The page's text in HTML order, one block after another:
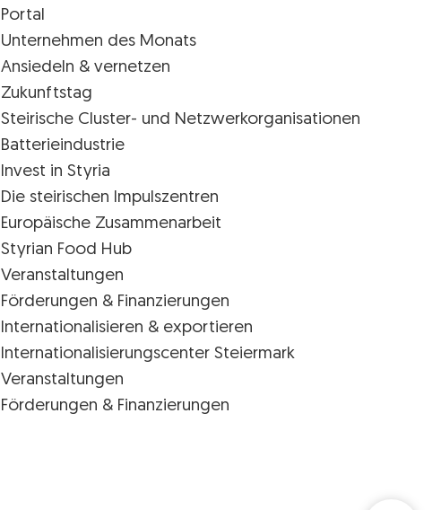
Portal
Unternehmen des Monats
Ansiedeln & vernetzen
Zukunftstag
Steirische Cluster- und Netzwerkorganisationen
Batterieindustrie
Invest in Styria
Die steirischen Impulszentren
Europäische Zusammenarbeit
Styrian Food Hub
Veranstaltungen
Förderungen & Finanzierungen
Internationalisieren & exportieren
Internationalisierungscenter Steiermark
Veranstaltungen
Förderungen & Finanzierungen